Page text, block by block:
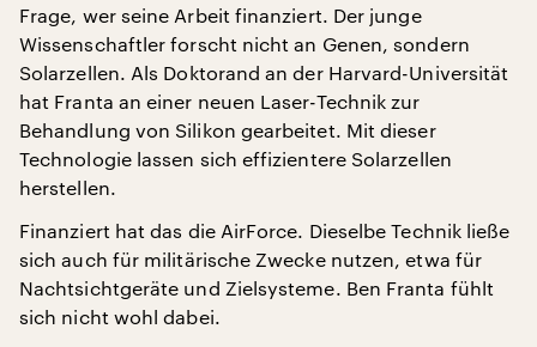
Frage, wer seine Arbeit finanziert. Der junge
Wissenschaftler forscht nicht an Genen, sondern
Solarzellen. Als Doktorand an der Harvard-Universität
hat Franta an einer neuen Laser-Technik zur
Behandlung von Silikon gearbeitet. Mit dieser
Technologie lassen sich effizientere Solarzellen
herstellen.
Finanziert hat das die AirForce. Dieselbe Technik ließe
sich auch für militärische Zwecke nutzen, etwa für
Nachtsichtgeräte und Zielsysteme. Ben Franta fühlt
sich nicht wohl dabei.